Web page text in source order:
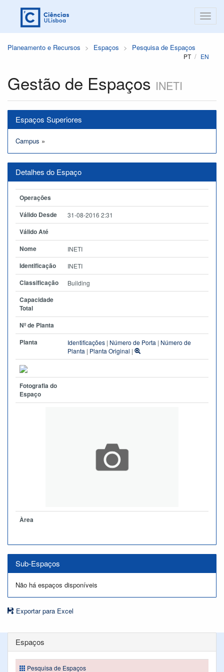
Planeamento e Recursos Espaços Pesquisa de Espaços
PT EN
Gestão de Espaços INETI
Espaços Superiores
Campus »
Detalhes do Espaço
Operações
Válido Desde
31-08-2016 2:31
Válido Até
Nome
INETI
Identificação INETI
Classificação Building
Capacidade
Total
Nº de Planta
Planta
Identificações | Número de Porta | Número de
Planta | Planta Original |
Fotografia do
Espaço
Àrea
Sub-Espaços
Não há espaços disponíveis
Exportar para Excel
Espaços
Pesquisa de Espaços